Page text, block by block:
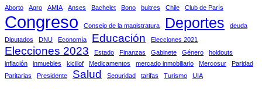
Aborto Agro AMIA Anses Bachelet Bono buitres Chile Club de París
Congreso Consejo de la magistratura Deportes
deuda
Diputados
DNU Economía Educación Elecciones 2021
Elecciones 2023 Estado Finanzas Gabinete Género
holdouts
inflación
inmuebles kicillof Medicamentos mercado inmobiliario Mercosur
Paridad
Paritarias
Presidente Salud Seguridad tarifas Turismo UIA